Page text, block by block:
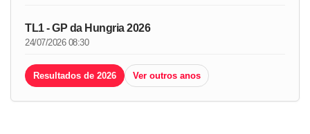
TL1 - GP da Hungria 2026
24/07/2026 08:30
Resultados de 2026 Ver outros anos